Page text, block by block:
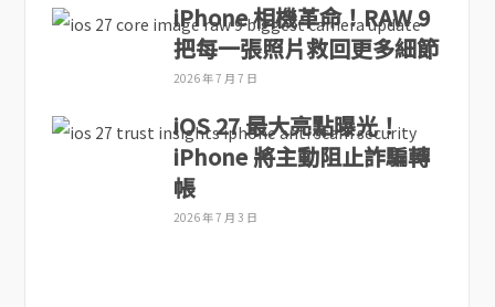
iPhone 相機革命！RAW 9
把每一張照片救回更多細節
2026 年 7 月 7 日
iOS 27 最大亮點曝光！
iPhone 將主動阻止詐騙轉
帳
2026 年 7 月 3 日